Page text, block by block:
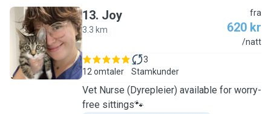
J
13. Joy
3.3 km
fra
620 kr
/natt
12 omtaler
3
Stamkunder
Vet Nurse (Dyrepleier) available for worry-
free sittings🐾